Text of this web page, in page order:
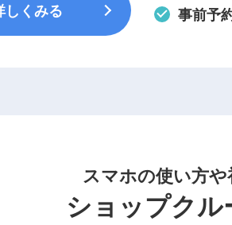
しくみる 事前予
スマホの使い方
ショップク